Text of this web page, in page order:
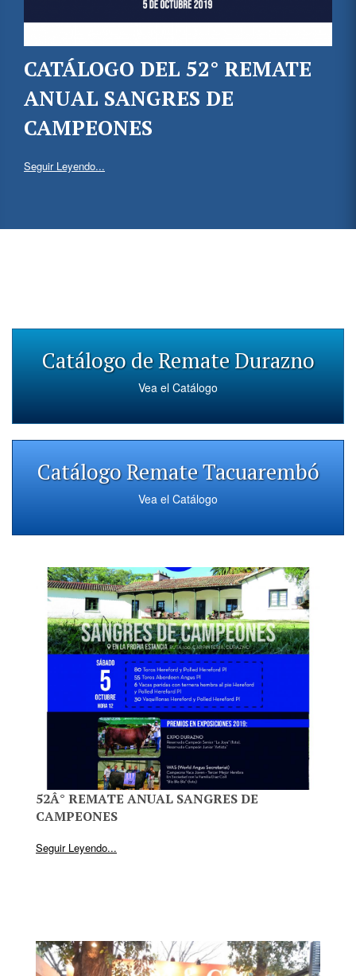
CATÁLOGO DEL 52° REMATE
ANUAL SANGRES DE
CAMPEONES
Seguir Leyendo...
Catálogo de Remate Durazno
Vea el Catálogo
Catálogo Remate Tacuarembó
Vea el Catálogo
52Â° REMATE ANUAL SANGRES DE
CAMPEONES
Seguir Leyendo...